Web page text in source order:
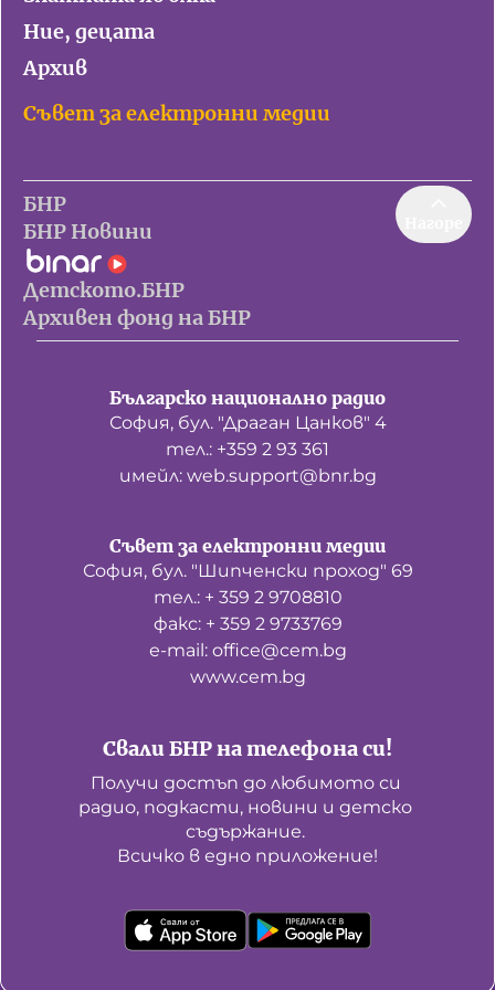
Фантазирай
Приказки
История на изкуството
От соул до рокендрол
Междучасие
Яйцето на света
Златната ябълка
Непознатите думи
Като Айнщайн
Питаме Ви
Игри
Кои сме ние?
БНР
Архивен фонд на БНР
Ние, децата
Архив
Съвет за електронни медии
БНР
БНР Новини
Детското.БНР
Архивен фонд на БНР
Българско национално радио
София, бул. "Драган Цанков" 4
тел.: +359 2 93 361
имейл: web.support@bnr.bg
Свали БНР на телефона си!
Получи достъп до любимото си
радио, подкасти, новини и детско
съдържание.
Всичко в едно приложение!
Съвет за електронни медии
София, бул. "Шипченски проход" 69
тел.: + 359 2 9708810
факс: + 359 2 9733769
е-mail: office@cem.bg
www.cem.bg